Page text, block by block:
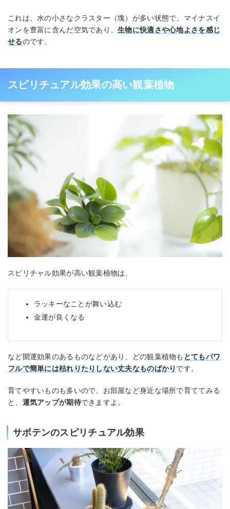
これは、水の小さなクラスター（塊）が多い状態で、マイナスイ
オンを豊富に含んだ空気であり、生物に快適さや心地よさを感じ
せるのです。
スピリチュアル効果の高い観葉植物
スピリチャル効果が高い観葉植物は、
ラッキーなことが舞い込む
金運が良くなる
など開運効果のあるものなどがあり、どの観葉植物も とてもパワ
フルで簡単には枯れりたりしない丈夫なものばかり です。
育てやすいものも多いので、お部屋など身近な場所で育ててみる
と、 運気アップが期待できますよ。
サボテンのスピリチュアル効果